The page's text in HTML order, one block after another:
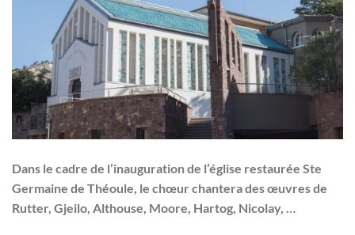
Dans le cadre de l’inauguration de l’église restaurée Ste
Germaine de Théoule, le chœur chantera des œuvres de
Rutter, Gjeilo, Althouse, Moore, Hartog, Nicolay, …